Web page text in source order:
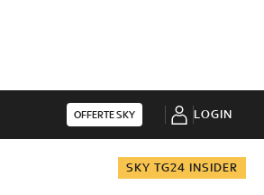
OFFERTE SKY LOGIN
SKY TG24 INSIDER